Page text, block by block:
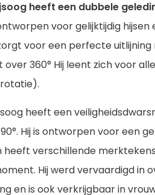
heeft een dubbele
voor gelijktijdig hijsen
voor een perfecte
360° Hij leent zich voor
heeft een
Hij is ontworpen voor een
heeft verschillende
Hij werd vervaardigd in
en is ook verkrijgbaar in